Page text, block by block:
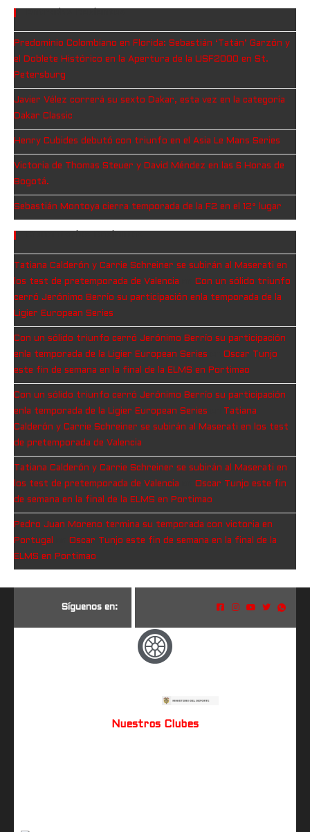
Predominio Colombiano en Florida: Sebastián ‘Tatán’ Garzón y
el Doblete Histórico en la Apertura de la USF2000 en St.
Petersburg
Javier Vélez correrá su sexto Dakar, esta vez en la categoría
Dakar Classic
Henry Cubides debutó con triunfo en el Asia Le Mans Series
Victoria de Thomas Steuer y David Méndez en las 6 Horas de
Bogotá.
Sebastián Montoya cierra temporada de la F2 en el 12° lugar
Tatiana Calderón y Carrie Schreiner se subirán al Maserati en
los test de pretemporada de Valencia
Con un sólido triunfo
cerró Jerónimo Berrío su participación enla temporada de la
Ligier European Series
Con un sólido triunfo cerró Jerónimo Berrío su participación
enla temporada de la Ligier European Series
Oscar Tunjo
este fin de semana en la final de la ELMS en Portimao
Con un sólido triunfo cerró Jerónimo Berrío su participación
enla temporada de la Ligier European Series
Tatiana
Calderón y Carrie Schreiner se subirán al Maserati en los test
de pretemporada de Valencia
Tatiana Calderón y Carrie Schreiner se subirán al Maserati en
los test de pretemporada de Valencia
Oscar Tunjo este fin
de semana en la final de la ELMS en Portimao
Pedro Juan Moreno termina su temporada con victoria en
Portugal
Oscar Tunjo este fin de semana en la final de la
ELMS en Portimao
S íguenos en:
Nuestros Clubes